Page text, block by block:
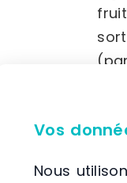
Vos
Nous